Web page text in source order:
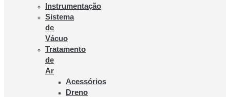
Instrumentação
Sistema
de
Vácuo
Tratamento
de
Ar
Acessórios
Dreno